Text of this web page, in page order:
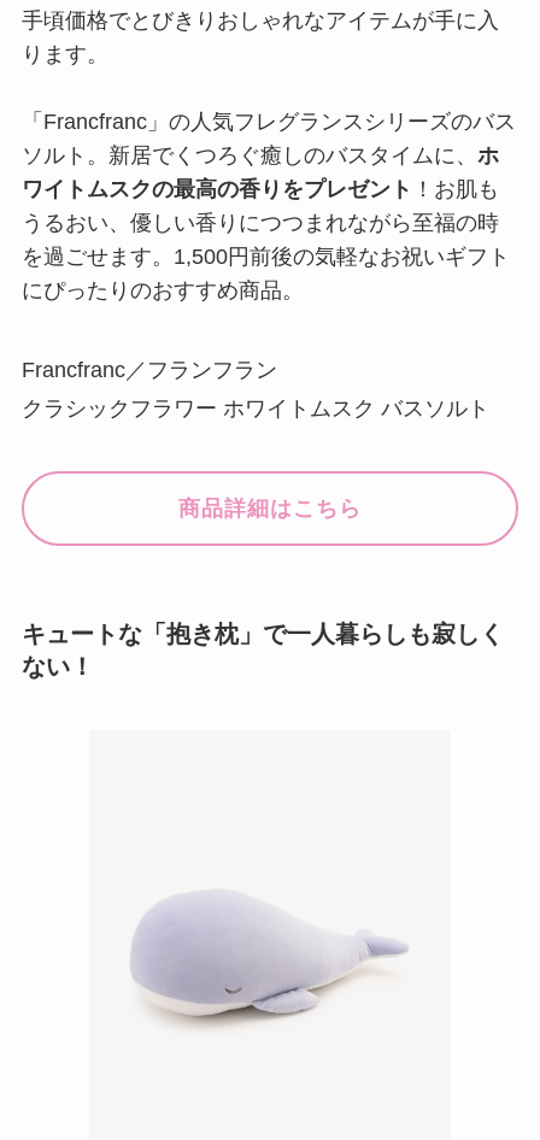
手頃価格でとびきりおしゃれなアイテムが手に入
ります。
「Francfranc」の人気フレグランスシリーズのバス
ソルト。新居でくつろぐ癒しのバスタイムに、 ホ
ワイトムスクの最高の香りをプレゼント ！お肌も
うるおい、優しい香りにつつまれながら至福の時
を過ごせます。1,500円前後の気軽なお祝いギフト
にぴったりのおすすめ商品。
Francfranc／フランフラン
クラシックフラワー ホワイトムスク バスソルト
商品詳細はこちら
キュートな「抱き枕」で一人暮らしも寂しく
ない！